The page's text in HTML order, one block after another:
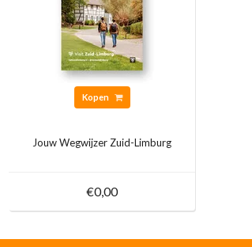
Kopen
Jouw Wegwijzer Zuid-Limburg
€0,00